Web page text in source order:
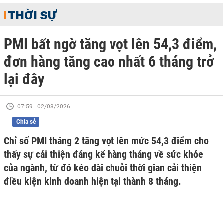
THỜI SỰ
PMI bất ngờ tăng vọt lên 54,3 điểm,
đơn hàng tăng cao nhất 6 tháng trở
lại đây
07:59 | 02/03/2026
Chia sẻ
Chỉ số PMI tháng 2 tăng vọt lên mức 54,3 điểm cho
thấy sự cải thiện đáng kể hàng tháng về sức khỏe
của ngành, từ đó kéo dài chuỗi thời gian cải thiện
điều kiện kinh doanh hiện tại thành 8 tháng.